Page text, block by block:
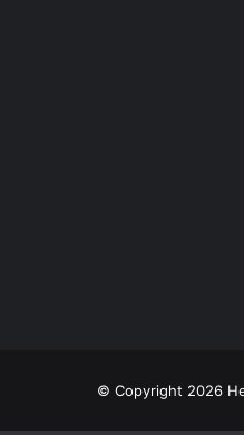
© Copyright 2026 Her